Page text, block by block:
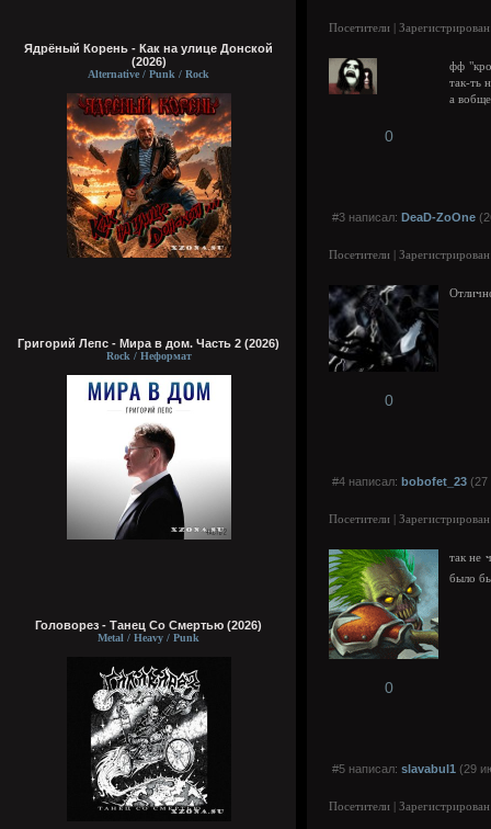
Ядрёный Корень - Как на улице Донской
(2026)
Alternative / Punk / Rock
Григорий Лепс - Мира в дом. Часть 2 (2026)
Rock / Неформат
Головорез - Tанец Со Смертью (2026)
Metal / Heavy / Punk
Посетители |
фф
так-ть
а
0
#3 написал: DeaD-ZoOne
Посетители |
0
#4 написал: bobofet_23 (27
Посетители |
так не
было
0
#5 написал: slavabul1 (29
Посетители |